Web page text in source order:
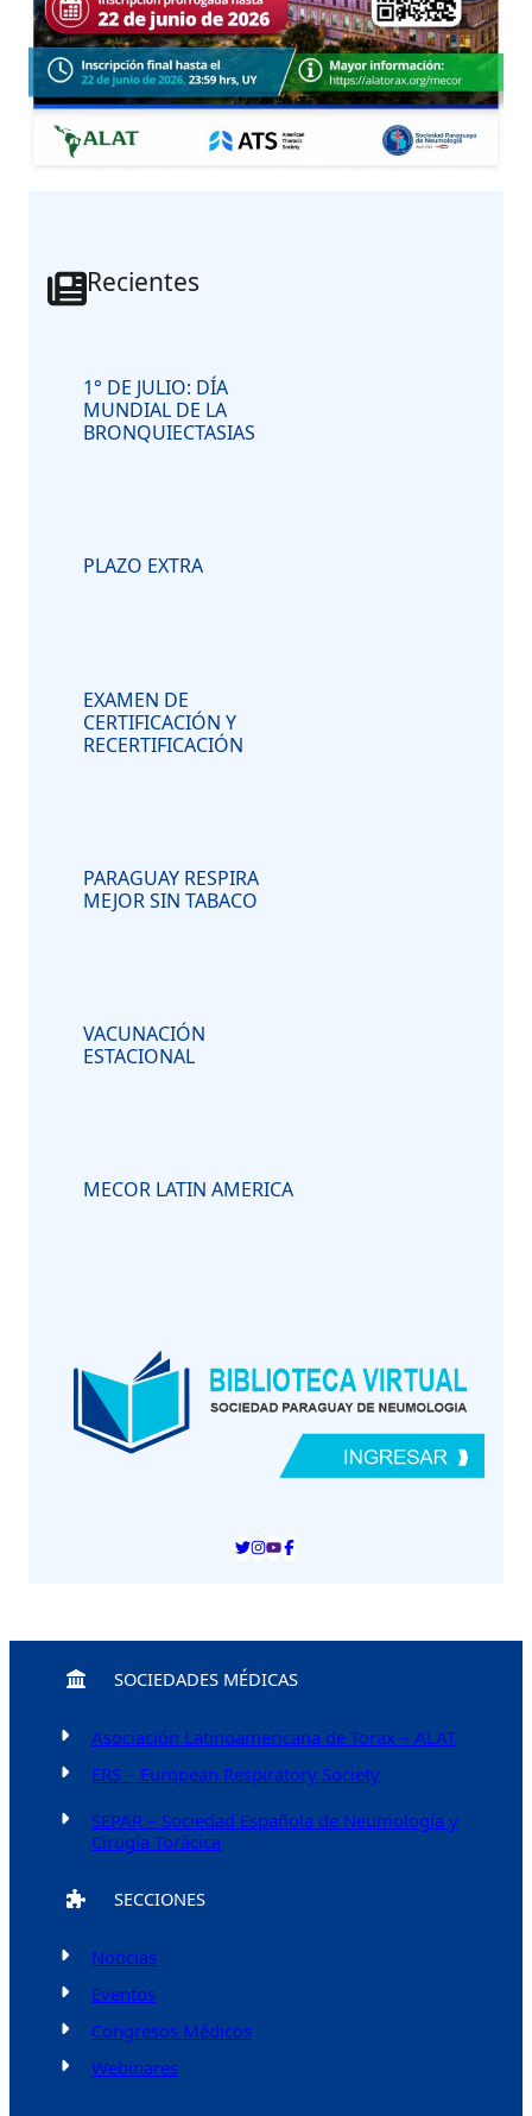
Recientes
1° DE JULIO: DÍA
MUNDIAL DE LA
BRONQUIECTASIAS
PLAZO EXTRA
EXAMEN DE
CERTIFICACIÓN Y
RECERTIFICACIÓN
PARAGUAY RESPIRA
MEJOR SIN TABACO
VACUNACIÓN
ESTACIONAL
MECOR LATIN AMERICA
SOCIEDADES MÉDICAS
Asociación Latinoamericana de Torax – ALAT
ERS – European Respiratory Society
SEPAR – Sociedad Española de Neumología y
Cirugía Torácica
SECCIONES
Noticias
Eventos
Congresos Médicos
Webinares